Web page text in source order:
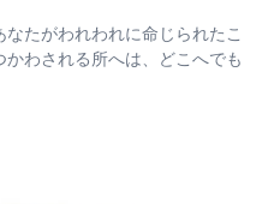
たがわれわれに命じられたこ
わされる所へは、どこへでも